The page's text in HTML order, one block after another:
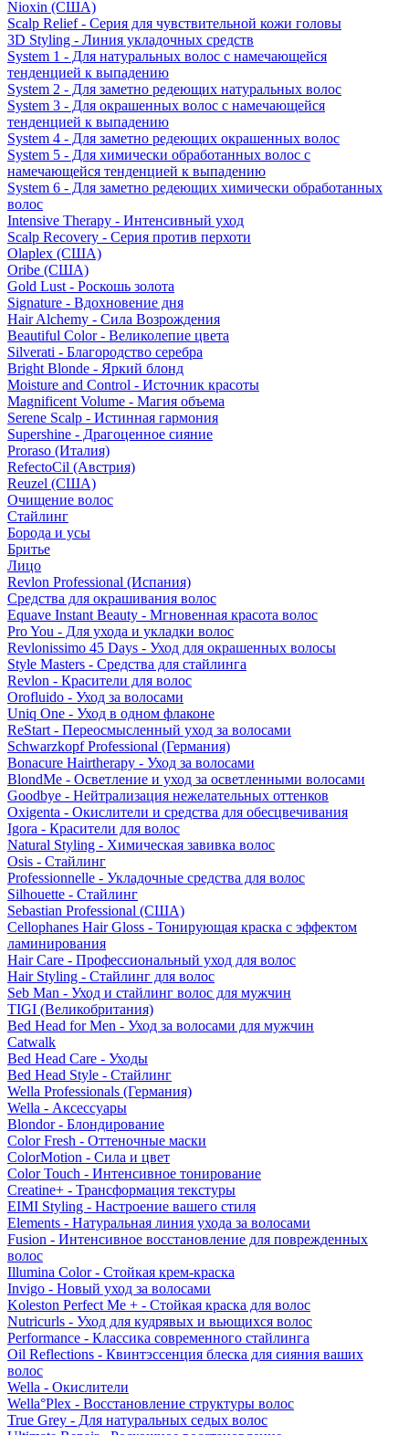
Nioxin (США)
Scalp Relief - Серия для чувствительной кожи головы
3D Styling - Линия укладочных средств
System 1 - Для натуральных волос с намечающейся
тенденцией к выпадению
System 2 - Для заметно редеющих натуральных волос
System 3 - Для окрашенных волос с намечающейся
тенденцией к выпадению
System 4 - Для заметно редеющих окрашенных волос
System 5 - Для химически обработанных волос с
намечающейся тенденцией к выпадению
System 6 - Для заметно редеющих химически обработанных
волос
Intensive Therapy - Интенсивный уход
Scalp Recovery - Серия против перхоти
Olaplex (США)
Oribe (США)
Gold Lust - Роскошь золота
Signature - Вдохновение дня
Hair Alchemy - Сила Возрождения
Beautiful Color - Великолепие цвета
Silverati - Благородство серебра
Bright Blonde - Яркий блонд
Moisture and Control - Источник красоты
Magnificent Volume - Магия объема
Serene Scalp - Истинная гармония
Supershine - Драгоценное сияние
Proraso (Италия)
RefectoCil (Австрия)
Reuzel (США)
Очищение волос
Стайлинг
Борода и усы
Бритье
Лицо
Revlon Professional (Испания)
Средства для окрашивания волос
Equave Instant Beauty - Мгновенная красота волос
Pro You - Для ухода и укладки волос
Revlonissimo 45 Days - Уход для окрашенных волосы
Style Masters - Средства для стайлинга
Revlon - Красители для волос
Orofluido - Уход за волосами
Uniq One - Уход в одном флаконе
ReStart - Переосмысленный уход за волосами
Schwarzkopf Professional (Германия)
Bonacure Hairtherapy - Уход за волосами
BlondMe - Осветление и уход за осветленными волосами
Goodbye - Нейтрализация нежелательных оттенков
Oxigenta - Окислители и средства для обесцвечивания
Igora - Красители для волос
Natural Styling - Химическая завивка волос
Osis - Стайлинг
Professionnelle - Укладочные средства для волос
Silhouette - Стайлинг
Sebastian Professional (США)
Cellophanes Hair Gloss - Тонирующая краска с эффектом
ламинирования
Hair Care - Профессиональный уход для волос
Hair Styling - Стайлинг для волос
Seb Man - Уход и стайлинг волос для мужчин
TIGI (Великобритания)
Bed Head for Men - Уход за волосами для мужчин
Catwalk
Bed Head Care - Уходы
Bed Head Style - Стайлинг
Wella Professionals (Германия)
Wella - Аксессуары
Blondor - Блондирование
Color Fresh - Оттеночные маски
ColorMotion - Сила и цвет
Color Touch - Интенсивное тонирование
Creatine+ - Трансформация текстуры
EIMI Styling - Настроение вашего стиля
Elements - Натуральная линия ухода за волосами
Fusion - Интенсивное восстановление для поврежденных
волос
Illumina Color - Стойкая крем-краска
Invigo - Новый уход за волосами
Koleston Perfect Me + - Стойкая краска для волос
Nutricurls - Уход для кудрявых и вьющихся волос
Performance - Классика современного стайлинга
Oil Reflections - Квинтэссенция блеска для сияния ваших
волос
Wella - Окислители
Wella°Plex - Восстановление структуры волос
True Grey - Для натуральных седых волос